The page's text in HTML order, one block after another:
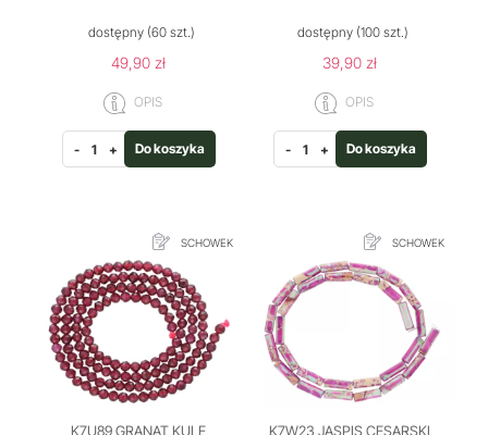
dostępny(60 szt.)
49,90 zł
OPIS
- + Do koszyka
dostępny(100 szt.)
39,90 zł
OPIS
- + Do koszyka
SCHOWEK
K7U89 GRANAT KULE
SCHOWEK
K7W23 JASPIS CESARSKI